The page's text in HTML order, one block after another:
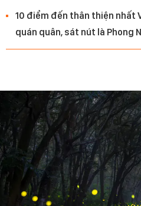
10 điểm đến thân thiện nhất
quán quân, sát nút là Phong